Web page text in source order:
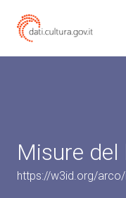
Misure
https://w3id.org/